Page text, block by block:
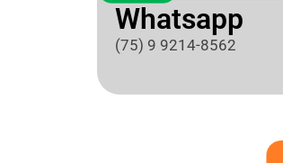
Whatsapp
(75) 9 9214-8562